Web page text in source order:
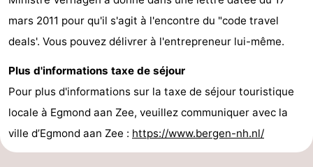
mars 2011 pour qu'il s'agit à l'encontre du "code travel
deals'. Vous pouvez délivrer à l'entrepreneur lui-même.
Plus d'informations taxe de séjour
Pour plus d'informations sur la taxe de séjour touristique
locale à Egmond aan Zee, veuillez communiquer avec la
ville d’Egmond aan Zee : https://www.bergen-nh.nl/